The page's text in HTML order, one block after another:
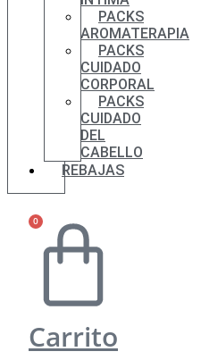
PACKS
AROMATERAPIA
PACKS
CUIDADO
CORPORAL
PACKS
CUIDADO
DEL
CABELLO
REBAJAS
0
Carrito